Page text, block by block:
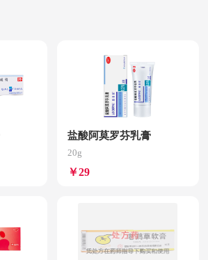
盐酸阿莫罗芬乳膏
20g
￥29